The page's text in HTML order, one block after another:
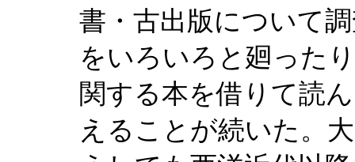
書・古出版について
をいろいろと廻った
関する本を借りて読
えることが続いた。